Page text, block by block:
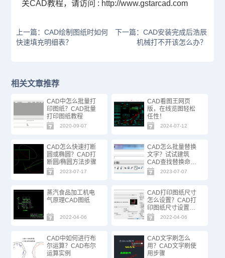
关CAD教程， 请访问 : http://www.gstarcad.com
上一篇：CAD绘制图纸时如何
快速填充明细表？
下一篇：CAD安装完成后浩辰
机械打不开该怎么办？
相关文章推荐
CAD中怎么批量打
印图纸？CAD批量
打印图纸教程
2020-09-07
CAD看图王网页
版，在线览图轻松
任性！
2024-07-12
CAD怎么快速打断
圆或椭圆？CAD打
断圆/椭圆方法步骤
2023-07-17
CAD怎么批量替换
文字？试试建筑
CAD查找替换命
令！
2023-07-07
蒸汽食品加工机电
气原理CAD图纸
2022-04-06
CAD打印图纸尺寸
怎么设置？CAD打
印图纸尺寸设置步
骤
2022-04-06
CAD中如何进行布
尔运算？CAD布尔
运算实例
CAD文字刷怎么
用？CAD文字刷使
用步骤